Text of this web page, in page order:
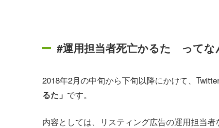
#運用担当者死亡かるた ってな
2018年2月の中旬から下旬以降にかけて、
るた」 です。
内容としては、リスティング広告の運用担当